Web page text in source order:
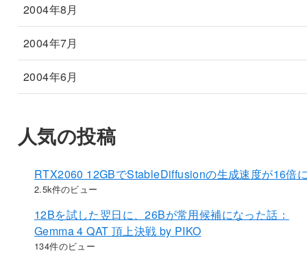
2004年8月
2004年7月
2004年6月
人気の投稿
RTX2060 12GBでStableDiffusionの生成速度が16倍
2.5k件のビュー
12Bを試した翌日に、26Bが常用候補になった話：
Gemma 4 QAT 頂上決戦 by PIKO
134件のビュー